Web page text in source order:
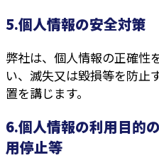
5.個人情報の安全対策
弊社は、個人情報の正確性
い、滅失又は毀損等を防止
置を講じます。
6.個人情報の利用目的
用停止等